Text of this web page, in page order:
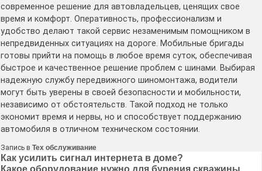
современное решение для автовладельцев, ценящих свое
время и комфорт. Оперативность, профессионализм и
удобство делают такой сервис незаменимым помощником в
непредвиденных ситуациях на дороге. Мобильные бригады
готовы прийти на помощь в любое время суток, обеспечивая
быстрое и качественное решение проблем с шинами. Выбирая
надежную службу передвижного шиномонтажа, водители
могут быть уверены в своей безопасности и мобильности,
независимо от обстоятельств. Такой подход не только
экономит время и нервы, но и способствует поддержанию
автомобиля в отличном техническом состоянии.
Запись в Тех обслуживание
Навигация
Как усилить сигнал интернета в доме?